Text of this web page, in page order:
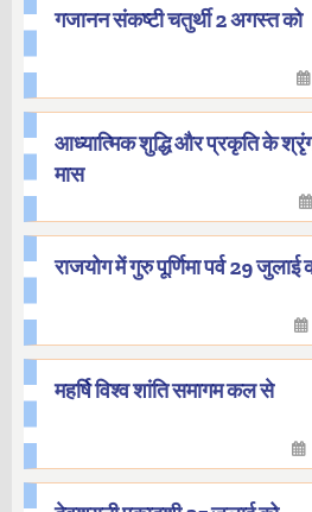
गजानन संकष्टी चतुर्थी 2 अगस्त को
आध्यात्मिक शुद्धि और प्रकृति के
मास
राजयोग में गुरु पूर्णिमा पर्व 29 जुलाई
महर्षि विश्व शांति समागम कल से